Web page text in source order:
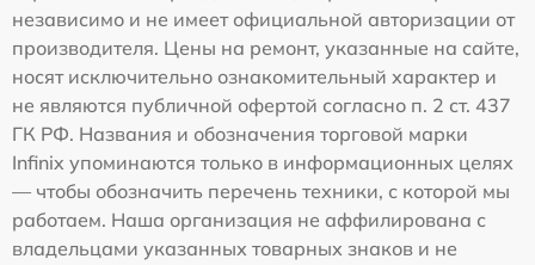
независимо и не имеет официальной авторизации от
производителя. Цены на ремонт, указанные на сайте,
носят исключительно ознакомительный характер и
не являются публичной офертой согласно п. 2 ст. 437
ГК РФ. Названия и обозначения торговой марки
Infinix упоминаются только в информационных целях
— чтобы обозначить перечень техники, с которой мы
работаем. Наша организация не аффилирована с
владельцами указанных товарных знаков и не